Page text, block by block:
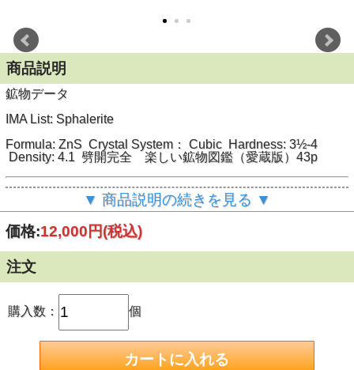
商品説明
鉱物データ
IMA List: Sphalerite
Formula: ZnS Crystal System： Cubic Hardness: 3½-4
Density: 4.1 劈開完全 楽しい鉱物図鑑（愛蔵版）43p
産地： アメリカ Tennessee, Smith Co., Elmwood Mine
▼ 商品説明の続きを見る ▼
価格:12,000円(税込)
注文
購入数： 個